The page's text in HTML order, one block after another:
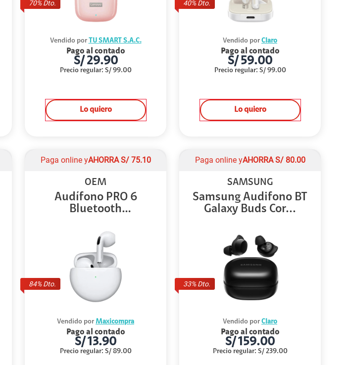
70% Dto.
Vendido por TU SMART S.A.C.
Pago al contado
S/ 29.90
Precio regular: S/ 99.00
Lo quiero
40% Dto.
Vendido por Claro
Pago al contado
S/ 59.00
Precio regular: S/ 99.00
Lo quiero
84% Dto.
Paga online yAHORRA S/ 75.10
OEM
Audífono PRO 6
Bluetooth
Vendido por Maxicompra
Pago al contado
S/13.90
Precio regular: S/ 89.00
33% Dto.
Paga online yAHORRA S/ 80.00
SAMSUNG
Samsung Audifono BT
Galaxy Buds Cor...
Vendido por Claro
Pago al contado
S/159.00
Precio regular: S/ 239.00